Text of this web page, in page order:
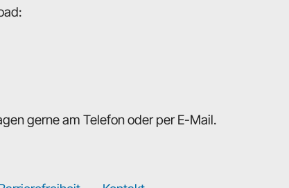
gerne am Telefon oder per E-Mail.